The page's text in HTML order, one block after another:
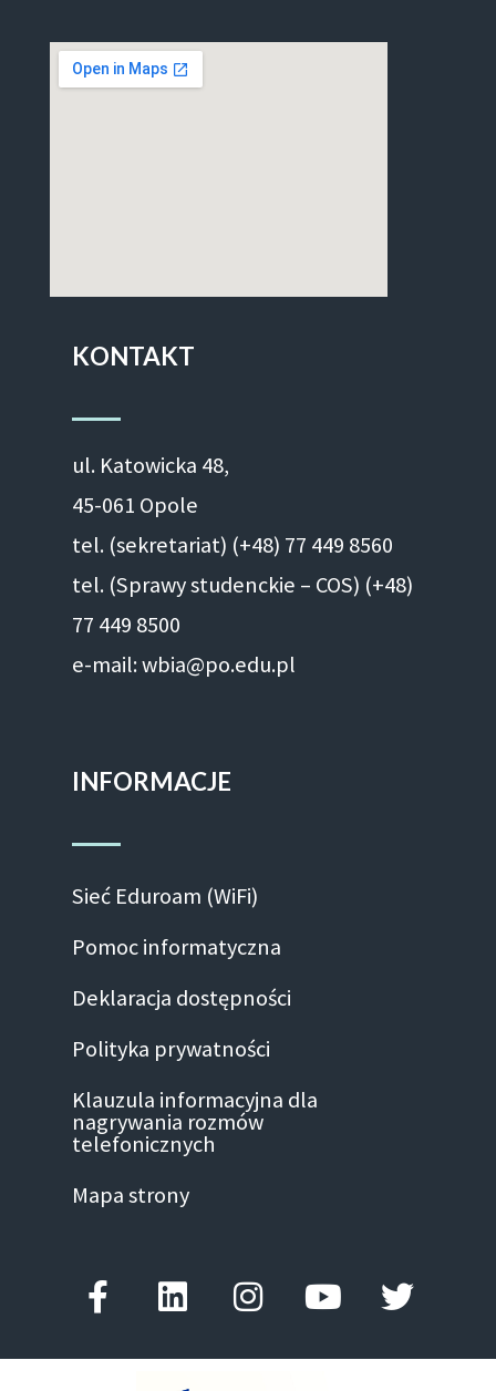
KONTAKT
ul. Ka­to­wic­ka 48,
45-061 Opole
tel. (sekretariat) (+48) 77 449 8560
tel. (Sprawy studenckie – COS) (+48)
77 449 8500
e-mail: wbia@po.edu.pl
INFORMACJE
Sieć Eduroam (WiFi)
Pomoc informatyczna
Deklaracja dostępności
Polityka prywatności
Klauzula informacyjna dla
nagrywania rozmów
telefonicznych
Mapa strony
f